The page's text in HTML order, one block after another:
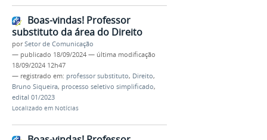
Boas-vindas! Professor
substituto da área do Direito
porSetor de Comunicação
— publicado 18/09/2024 — última modificação
18/09/2024 12h47
— registrado em: professor substituto, Direito,
Bruno Siqueira, processo seletivo simplificado,
edital 01/2023
Localizado em Notícias